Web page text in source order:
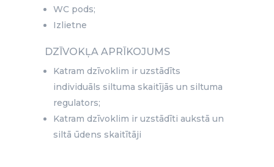
WC pods;
Izlietne
DZĪVOKĻA APRĪKOJUMS
Katram dzīvoklim ir uzstādīts
individuāls siltuma skaitījās un siltuma
regulators;
Katram dzīvoklim ir uzstādīti aukstā un
siltā ūdens skaitītāji